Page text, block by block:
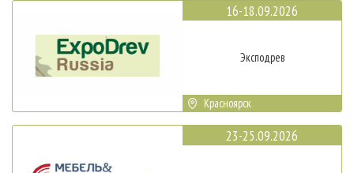
16-18.09.2026
Эксподрев
Красноярск
23-25.09.2026